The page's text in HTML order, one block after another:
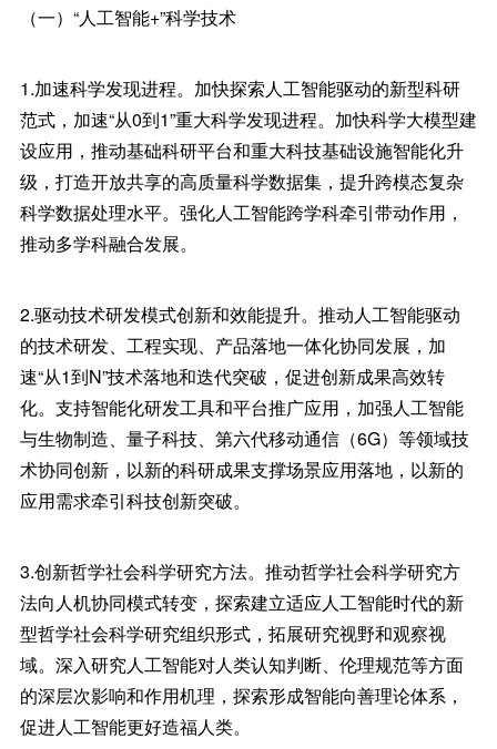
（一）“人工智能+”科学技术
1.加速科学发现进程。加快探索人工智能驱动的新型科研
范式，加速“从0到1”重大科学发现进程。加快科学大模型建
设应用，推动基础科研平台和重大科技基础设施智能化升
级，打造开放共享的高质量科学数据集，提升跨模态复杂
科学数据处理水平。强化人工智能跨学科牵引带动作用，
推动多学科融合发展。
2.驱动技术研发模式创新和效能提升。推动人工智能驱动
的技术研发、工程实现、产品落地一体化协同发展，加
速“从1到N”技术落地和迭代突破，促进创新成果高效转
化。支持智能化研发工具和平台推广应用，加强人工智能
与生物制造、量子科技、第六代移动通信（6G）等领域技
术协同创新，以新的科研成果支撑场景应用落地，以新的
应用需求牵引科技创新突破。
3.创新哲学社会科学研究方法。推动哲学社会科学研究方
法向人机协同模式转变，探索建立适应人工智能时代的新
型哲学社会科学研究组织形式，拓展研究视野和观察视
域。深入研究人工智能对人类认知判断、伦理规范等方面
的深层次影响和作用机理，探索形成智能向善理论体系，
促进人工智能更好造福人类。